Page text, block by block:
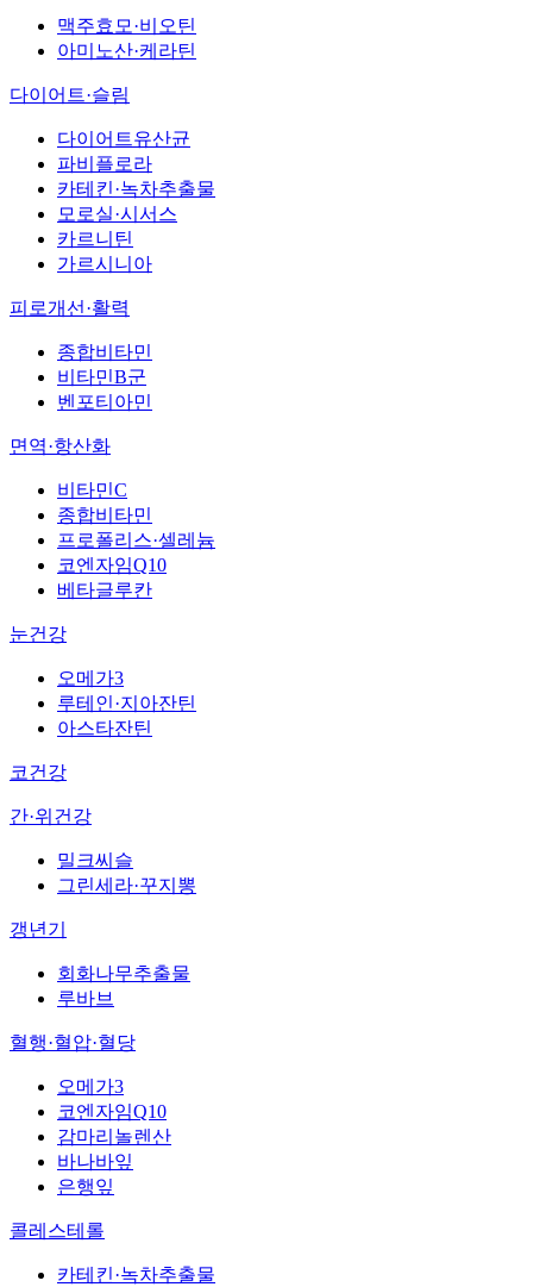
맥주효모·비오틴
아미노산·케라틴
다이어트·슬림
다이어트유산균
파비플로라
카테킨·녹차추출물
모로실·시서스
카르니틴
가르시니아
피로개선·활력
종합비타민
비타민B군
벤포티아민
면역·항산화
비타민C
종합비타민
프로폴리스·셀레늄
코엔자임Q10
베타글루칸
눈건강
오메가3
루테인·지아잔틴
아스타잔틴
코건강
간·위건강
밀크씨슬
그린세라·꾸지뽕
갱년기
회화나무추출물
루바브
혈행·혈압·혈당
오메가3
코엔자임Q10
감마리놀렌산
바나바잎
은행잎
콜레스테롤
카테킨·녹차추출물